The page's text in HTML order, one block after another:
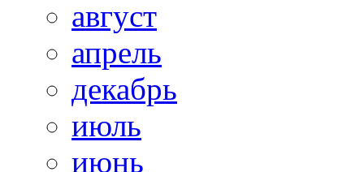
август
апрель
декабрь
июль
июнь